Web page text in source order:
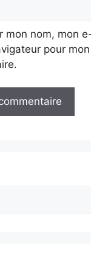
mon nom, mon
pour